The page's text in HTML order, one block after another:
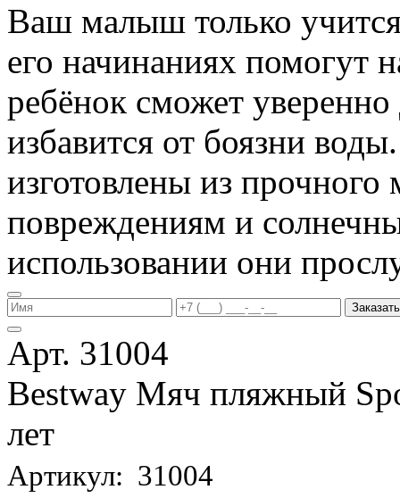
Ваш малыш только
его начинаниях помогут
ребёнок сможет
избавится от боязни
изготовлены из
повреждениям и
использовании они
Заказать
Арт. 31004
Bestway Мяч пляжный
лет
Артикул: 31004